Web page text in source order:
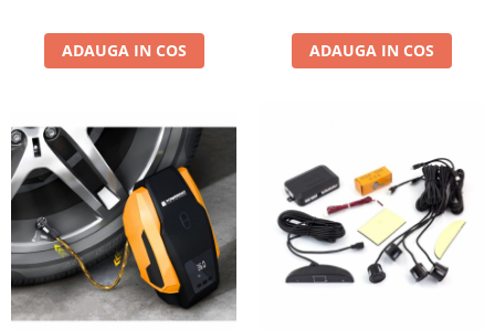
ADAUGA IN COS ADAUGA IN COS